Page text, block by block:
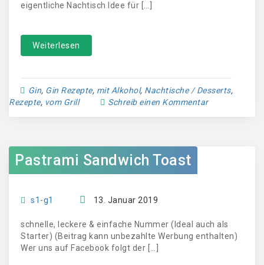
eigentliche Nachtisch Idee für […]
Weiterlesen
Gin, Gin Rezepte, mit Alkohol, Nachtische / Desserts,
Rezepte, vom Grill Schreib einen Kommentar
Pastrami Sandwich Toast
s1-g1 13. Januar 2019
schnelle, leckere & einfache Nummer (Ideal auch als
Starter) (Beitrag kann unbezahlte Werbung enthalten)
Wer uns auf Facebook folgt der […]